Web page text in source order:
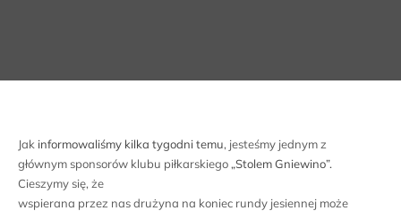
Jak informowaliśmy kilka tygodni temu, jesteśmy jednym z
głównym sponsorów klubu piłkarskiego „Stolem Gniewino”.
Cieszymy się, że
wspierana przez nas drużyna na koniec rundy jesiennej może